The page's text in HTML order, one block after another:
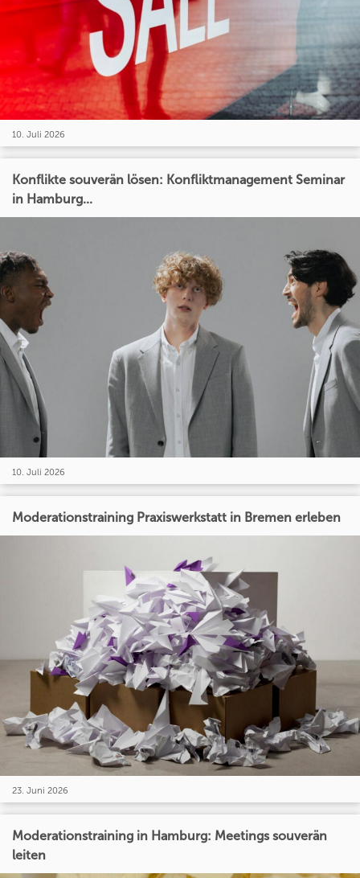
10. Juli 2026
Konflikte souverän lösen: Konfliktmanagement Seminar
in Hamburg...
10. Juli 2026
Moderationstraining Praxiswerkstatt in Bremen erleben
23. Juni 2026
Moderationstraining in Hamburg: Meetings souverän
leiten